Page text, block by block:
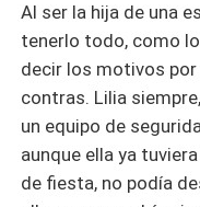
Al ser la hija de una
tenerlo todo, como
decir los motivos por
contras. Lilia
un equipo de
aunque ella ya
de fiesta, no podía